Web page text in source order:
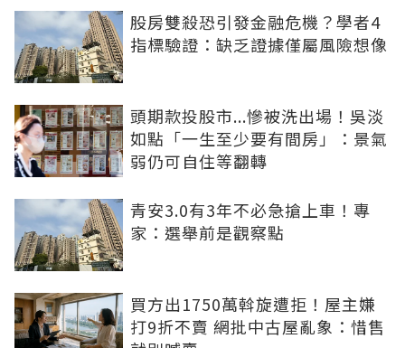
股房雙殺恐引發金融危機？學者4
指標驗證：缺乏證據僅屬風險想像
頭期款投股市...慘被洗出場！吳淡
如點「一生至少要有間房」：景氣
弱仍可自住等翻轉
青安3.0有3年不必急搶上車！專
家：選舉前是觀察點
買方出1750萬斡旋遭拒！屋主嫌
打9折不賣 網批中古屋亂象：惜售